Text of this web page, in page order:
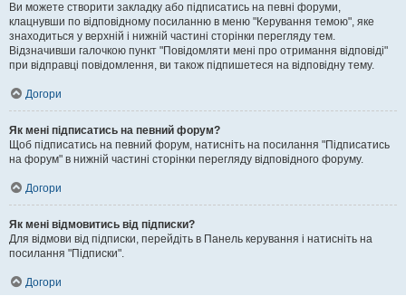
Ви можете створити закладку або підписатись на певні форуми,
клацнувши по відповідному посиланню в меню "Керування темою", яке
знаходиться у верхній і нижній частині сторінки перегляду тем.
Відзначивши галочкою пункт "Повідомляти мені про отримання відповіді"
при відправці повідомлення, ви також підпишетеся на відповідну тему.
Догори
Як мені підписатись на певний форум?
Щоб підписатись на певний форум, натисніть на посилання "Підписатись
на форум" в нижній частині сторінки перегляду відповідного форуму.
Догори
Як мені відмовитись від підписки?
Для відмови від підписки, перейдіть в Панель керування і натисніть на
посилання "Підписки".
Догори